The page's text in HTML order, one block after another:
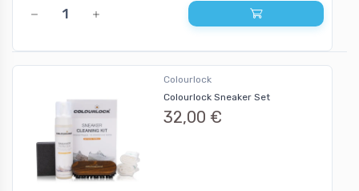
Colourlock
Colourlock Sneaker Set
32,00 €